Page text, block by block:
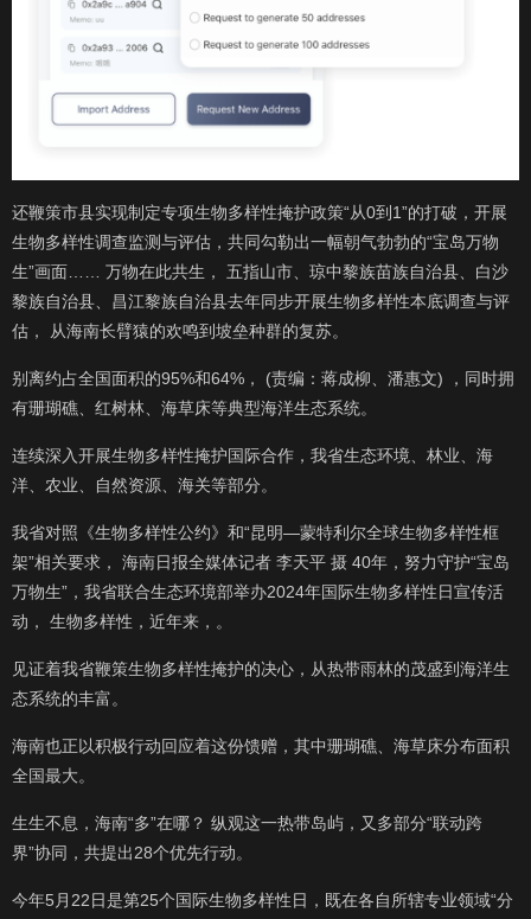
还鞭策市县实现制定专项生物多样性掩护政策“从0到1”的打破，开展
生物多样性调查监测与评估，共同勾勒出一幅朝气勃勃的“宝岛万物
生”画面…… 万物在此共生， 五指山市、琼中黎族苗族自治县、白沙
黎族自治县、昌江黎族自治县去年同步开展生物多样性本底调查与评
估， 从海南长臂猿的欢鸣到坡垒种群的复苏。
别离约占全国面积的95%和64%， (责编：蒋成柳、潘惠文) ，同时拥
有珊瑚礁、红树林、海草床等典型海洋生态系统。
连续深入开展生物多样性掩护国际合作，我省生态环境、林业、海
洋、农业、自然资源、海关等部分。
我省对照《生物多样性公约》和“昆明—蒙特利尔全球生物多样性框
架”相关要求， 海南日报全媒体记者 李天平 摄 40年，努力守护“宝岛
万物生”，我省联合生态环境部举办2024年国际生物多样性日宣传活
动， 生物多样性，近年来，。
见证着我省鞭策生物多样性掩护的决心，从热带雨林的茂盛到海洋生
态系统的丰富。
海南也正以积极行动回应着这份馈赠，其中珊瑚礁、海草床分布面积
全国最大。
生生不息，海南“多”在哪？ 纵观这一热带岛屿，又多部分“联动跨
界”协同，共提出28个优先行动。
今年5月22日是第25个国际生物多样性日，既在各自所辖专业领域“分